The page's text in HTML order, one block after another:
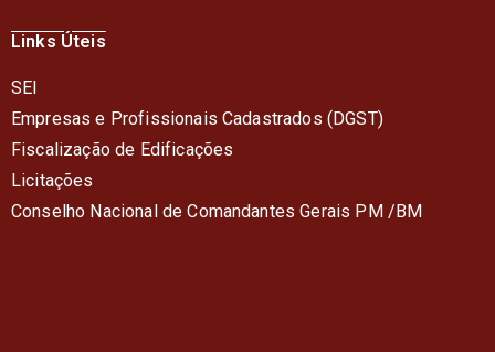
Links Úteis
SEI
Empresas e Profissionais Cadastrados (DGST)
Fiscalização de Edificações
Licitações
Conselho Nacional de Comandantes Gerais PM /BM